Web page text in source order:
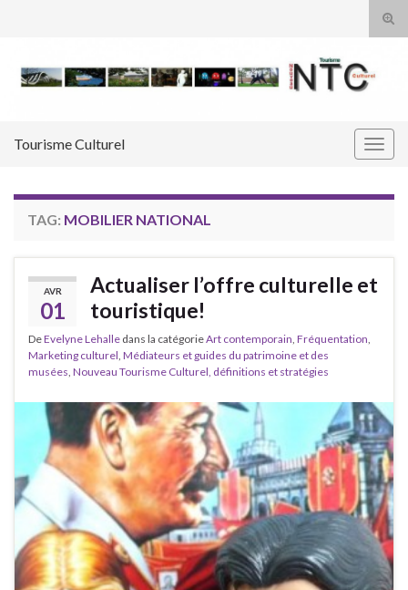
Tourisme Culturel
TAG: MOBILIER NATIONAL
AVR
01
Actualiser l’offre culturelle et
touristique!
DeEvelyne Lehalle dans la catégorieArt contemporain, Fréquentation,
Marketing culturel, Médiateurs et guides du patrimoine et des
musées, Nouveau Tourisme Culturel, définitions et stratégies